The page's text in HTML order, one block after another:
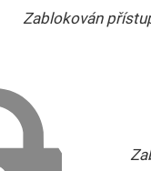
Zablokován